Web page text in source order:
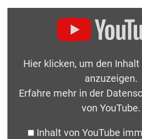
Hier klicken, um den Inhalt
anzuzeigen.
Erfahre mehr in der
von YouTube.
Inhalt von YouTube